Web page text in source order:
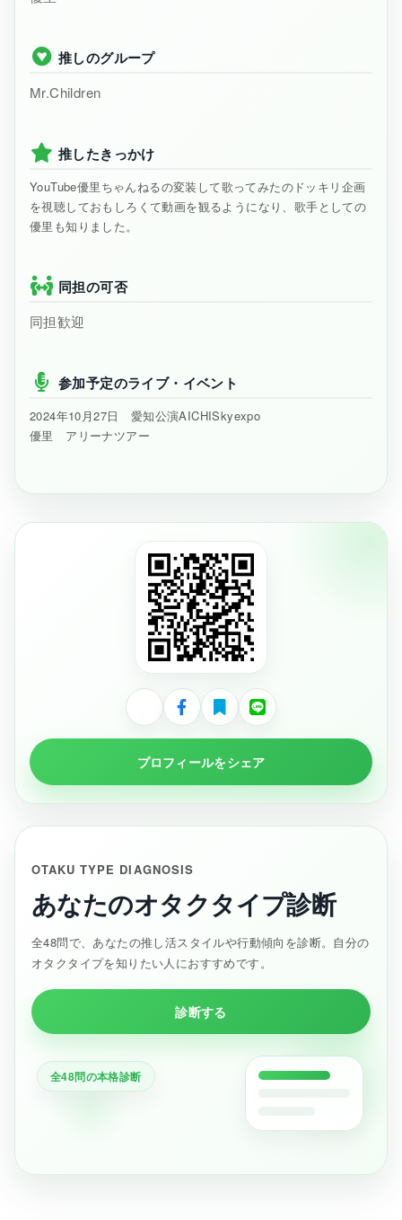
推しのグループ
Mr.Children
推したきっかけ
YouTube優里ちゃんねるの変装して歌ってみたのドッキリ企画
を視聴しておもしろくて動画を観るようになり、歌手としての
優里も知りました。
同担の可否
同担歓迎
参加予定のライブ・イベント
2024年10月27日 愛知公演AICHISkyexpo
優里 アリーナツアー
プロフィールをシェア
OTAKU TYPE DIAGNOSIS
あなたのオタクタイプ診断
全48問で、あなたの推し活スタイルや行動傾向を診断。自分の
オタクタイプを知りたい人におすすめです。
診断する
全48問の本格診断